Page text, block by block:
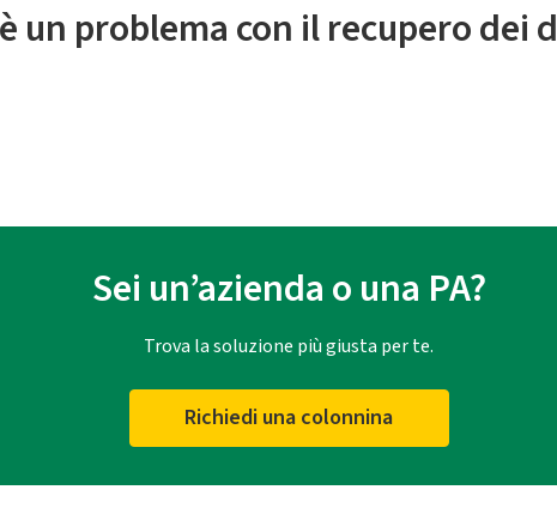
un problema con il recupero dei
Sei un’azienda o una PA?
Trova la soluzione più giusta per te.
Richiedi una colonnina